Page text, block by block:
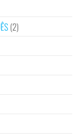
(2)